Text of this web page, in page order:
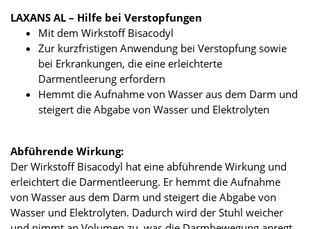
LAXANS AL – Hilfe bei Verstopfungen
Mit dem Wirkstoff Bisacodyl
Zur kurzfristigen Anwendung bei Verstopfung sowie
bei Erkrankungen, die eine erleichterte
Darmentleerung erfordern
Hemmt die Aufnahme von Wasser aus dem Darm und
steigert die Abgabe von Wasser und Elektrolyten
Abführende Wirkung:
Der Wirkstoff Bisacodyl hat eine abführende Wirkung und
erleichtert die Darmentleerung. Er hemmt die Aufnahme
von Wasser aus dem Darm und steigert die Abgabe von
Wasser und Elektrolyten. Dadurch wird der Stuhl weicher